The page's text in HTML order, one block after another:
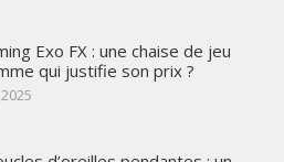
Exo FX : une chaise de jeu
qui justifie son prix ?